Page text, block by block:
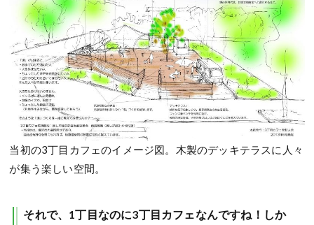
当初の3丁目カフェのイメージ図。木製のデッキテラスに人々
が集う楽しい空間。
それで、1丁目なのに3丁目カフェなんですね！しか